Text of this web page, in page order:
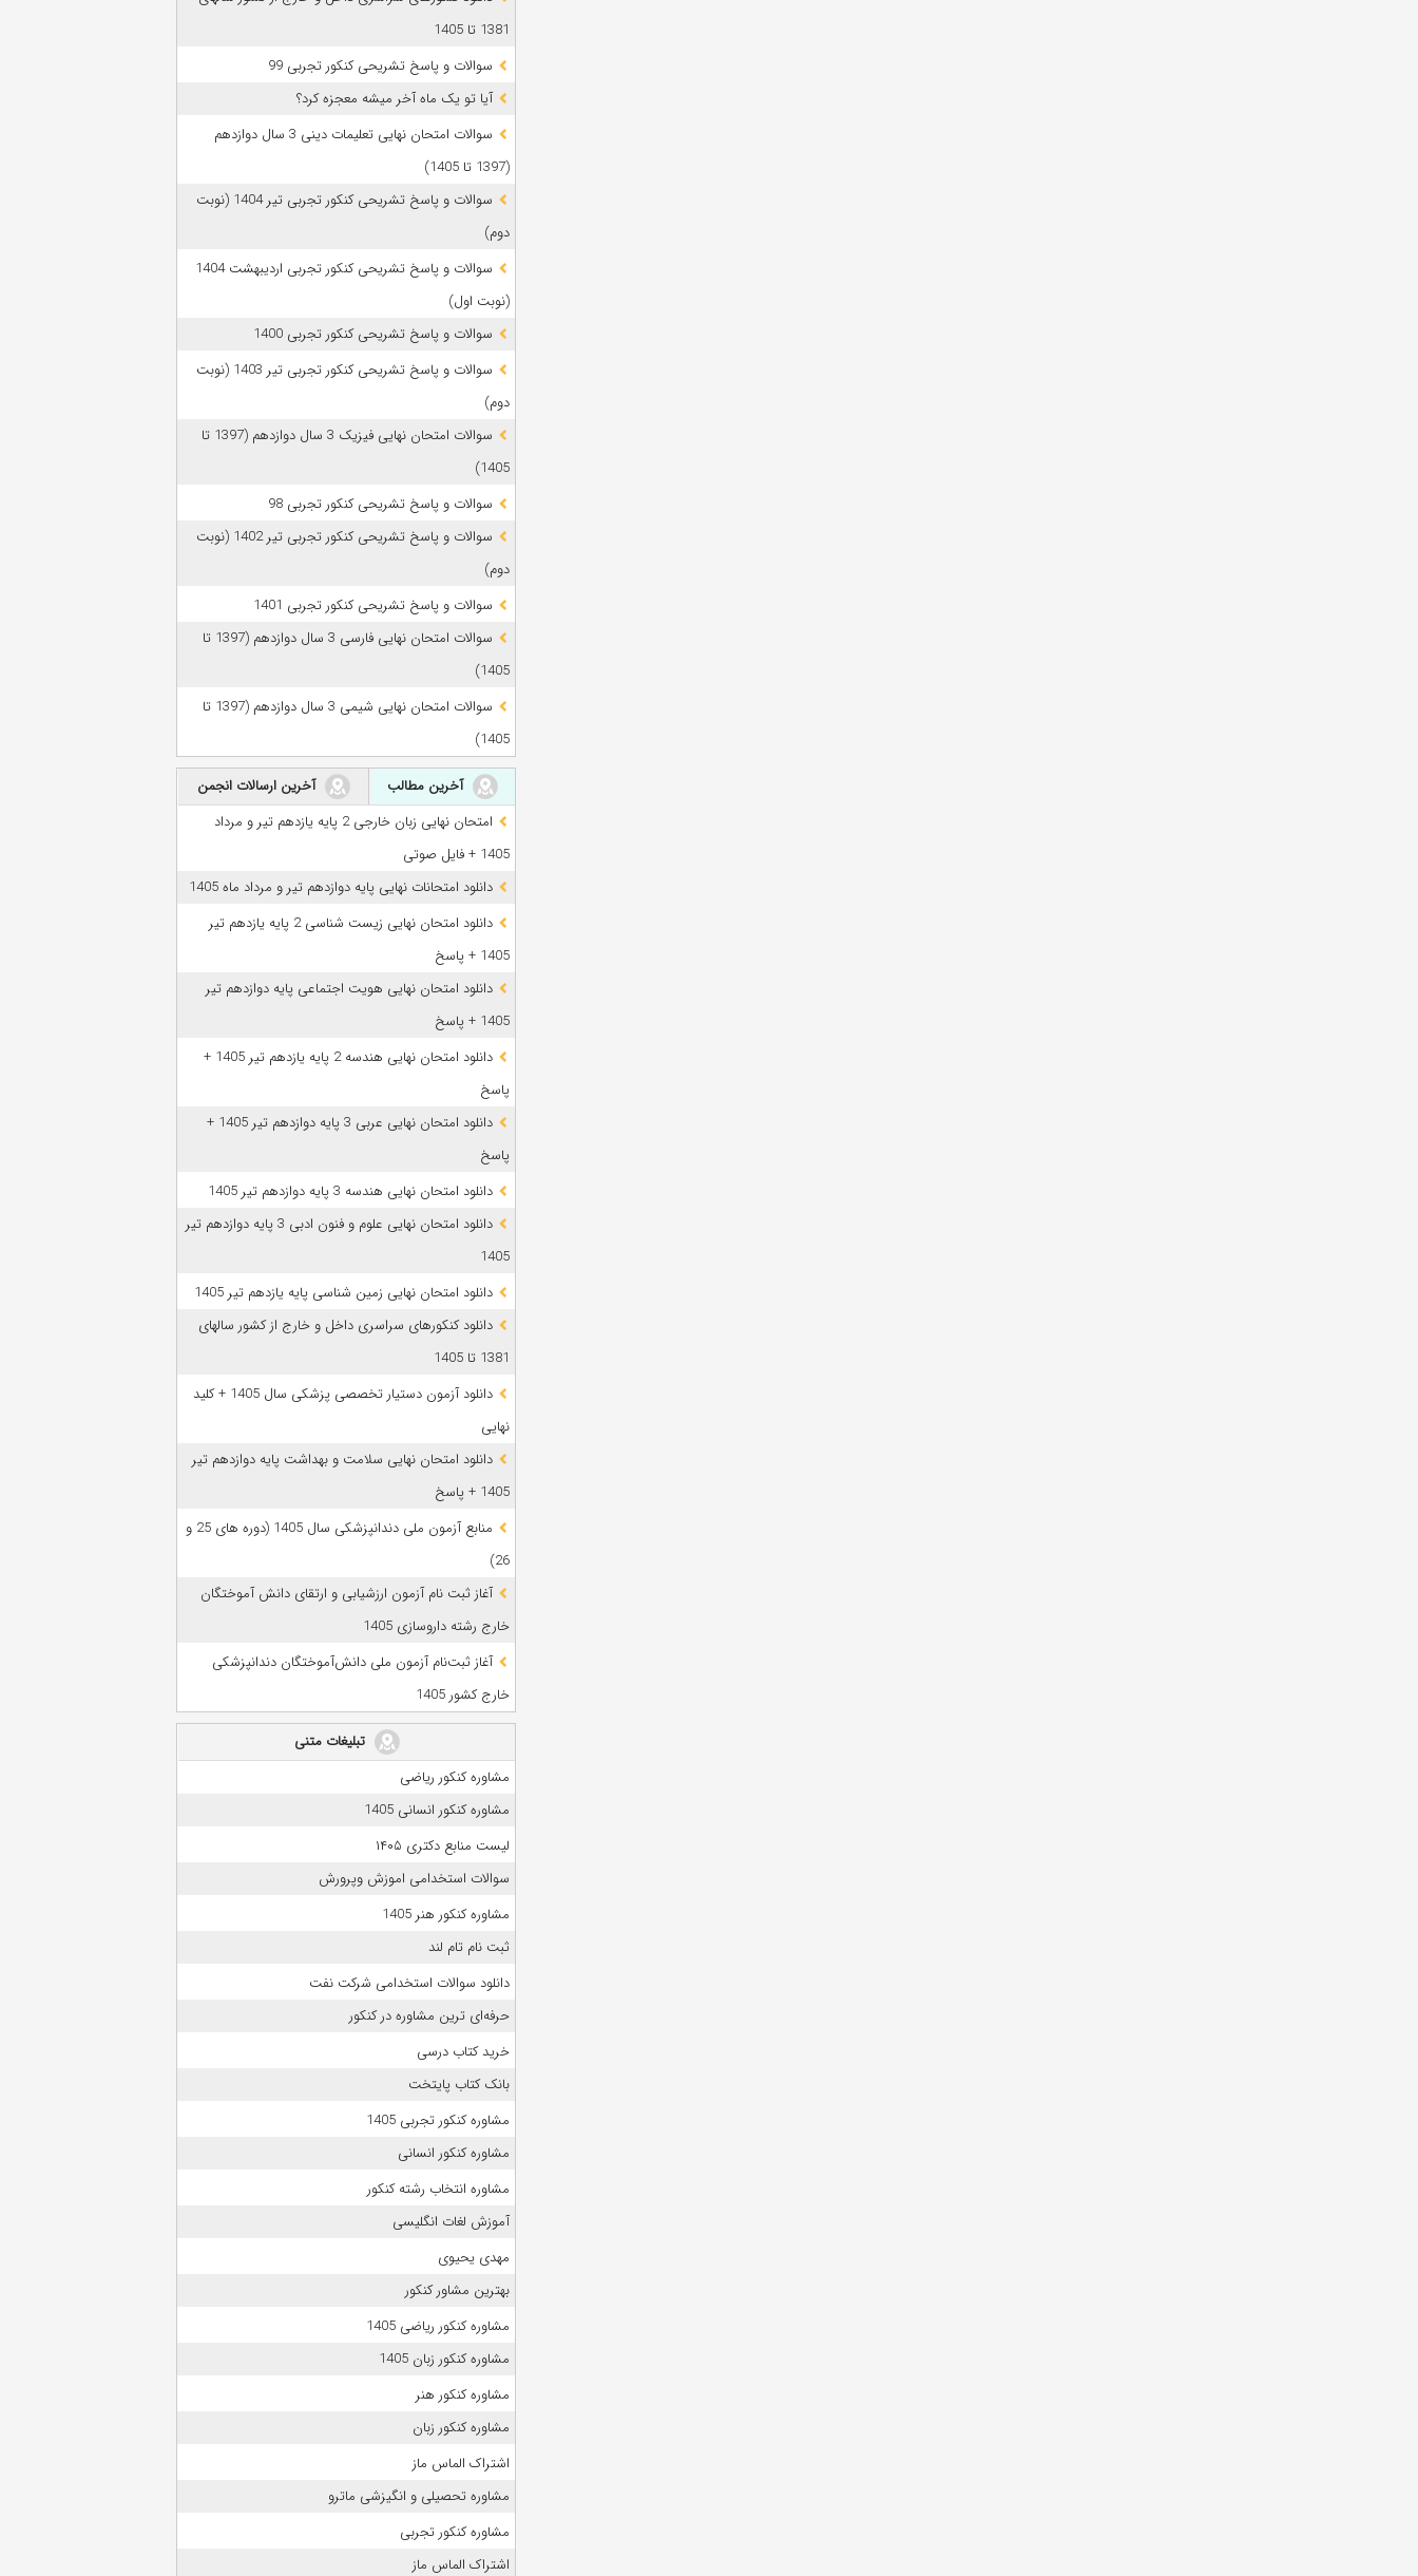
1381 تا 1405
سوالات و پاسخ تشریحی کنکور تجربی 99
آیا تو یک ماه آخر میشه معجزه کرد؟
سوالات امتحان نهایی تعلیمات دینی 3 سال دوازدهم
(1397 تا 1405)
سوالات و پاسخ تشریحی کنکور تجربی تیر 1404 (نوبت
دوم)
سوالات و پاسخ تشریحی کنکور تجربی اردیبهشت 1404
(نوبت اول)
سوالات و پاسخ تشریحی کنکور تجربی 1400
سوالات و پاسخ تشریحی کنکور تجربی تیر 1403 (نوبت
دوم)
سوالات امتحان نهایی فیزیک 3 سال دوازدهم (1397 تا
1405)
سوالات و پاسخ تشریحی کنکور تجربی 98
سوالات و پاسخ تشریحی کنکور تجربی تیر 1402 (نوبت
دوم)
سوالات و پاسخ تشریحی کنکور تجربی 1401
سوالات امتحان نهایی فارسی 3 سال دوازدهم (1397 تا
1405)
سوالات امتحان نهایی شیمی 3 سال دوازدهم (1397 تا
1405)
آخرین مطالب
آخرین ارسالات انجمن
امتحان نهایی زبان خارجی 2 پایه یازدهم تیر و مرداد
1405 + فایل صوتی
دانلود امتحانات نهایی پایه دوازدهم تیر و مرداد ماه 1405
دانلود امتحان نهایی زیست شناسی 2 پایه یازدهم تیر
1405 + پاسخ
دانلود امتحان نهایی هویت اجتماعی پایه دوازدهم تیر
1405 + پاسخ
دانلود امتحان نهایی هندسه 2 پایه یازدهم تیر 1405 +
پاسخ
دانلود امتحان نهایی عربی 3 پایه دوازدهم تیر 1405 +
پاسخ
دانلود امتحان نهایی هندسه 3 پایه دوازدهم تیر 1405
دانلود امتحان نهایی علوم و فنون ادبی 3 پایه دوازدهم تیر
1405
دانلود امتحان نهایی زمین شناسی پایه یازدهم تیر 1405
دانلود کنکورهای سراسری داخل و خارج از کشور سالهای
1381 تا 1405
دانلود آزمون دستیار تخصصی پزشکی سال 1405 + کلید
نهایی
دانلود امتحان نهایی سلامت و بهداشت پایه دوازدهم تیر
1405 + پاسخ
ﻣﻨﺎﺑﻊ آزﻣﻮن ﻣﻠﯽ دندانپزشکی سال 1405 (دوره های 25 و
26)
آغاز ثبت نام آزمون‌ ارزشیابی و ارتقای دانش آموختگان
خارج رشته داروسازی 1405
آغاز ثبت‌نام آزمون ملی دانش‌آموختگان دندانپزشکی
خارج کشور 1405
تبلیغات متنی
مشاوره کنکور ریاضی
مشاوره کنکور انسانی 1405
لیست منابع دکتری ۱۴۰۵
سوالات استخدامی اموزش وپرورش
مشاوره کنکور هنر 1405
ثبت نام تام لند
دانلود سوالات استخدامی شرکت نفت
حرفه‌ای ترین مشاوره در کنکور
خرید کتاب درسی
بانک کتاب پایتخت
مشاوره کنکور تجربی 1405
مشاوره کنکور انسانی
مشاوره انتخاب رشته کنکور
آموزش لغات انگلیسی
مهدی یحیوی
بهترین مشاور کنکور
مشاوره کنکور ریاضی 1405
مشاوره کنکور زبان 1405
مشاوره کنکور هنر
مشاوره کنکور زبان
اشتراک الماس ماز
مشاوره تحصیلی و انگیزشی ماترو
مشاوره کنکور تجربی
اشتراک الماس ماز